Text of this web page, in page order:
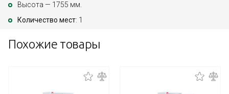
Высота — 1755 мм.
Количество мест: 1
Похожие товары